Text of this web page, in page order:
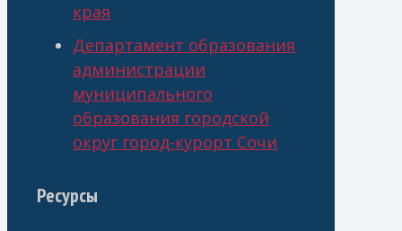
края
Департамент образования
администрации
муниципального
образования городской
округ город-курорт Сочи
Ресурсы